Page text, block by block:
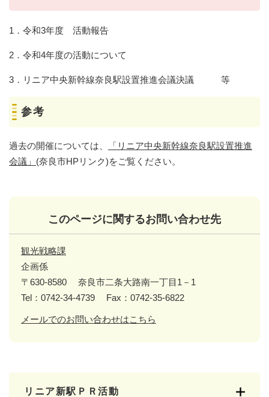
1．令和3年度 活動報告
2．令和4年度の活動について
3．リニア中央新幹線奈良駅設置推進会議決議 等
参考
過去の開催については、
「リニア中央新幹線奈良駅設置推進
会議」 (奈良市HPリンク)をご覧ください。
このページに関するお問い合わせ先
観光戦略課
企画係
〒630-8580
奈良市二条大路南一丁目1－1
Tel：0742-34-4739
Fax：0742-35-6822
メールでのお問い合わせはこちら
リニア新駅ＰＲ活動